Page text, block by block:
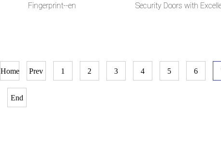
Fingerprint--en
Security Doors with
Home Prev 1 2 3 4 5 6
End